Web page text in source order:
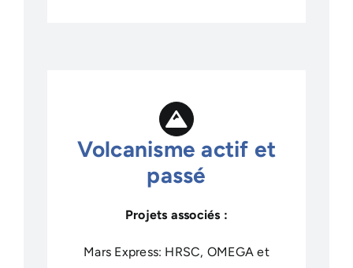
Volcanisme actif et
passé
Projets associés :
Mars Express: HRSC, OMEGA et